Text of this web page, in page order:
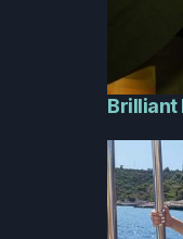
Brilliant